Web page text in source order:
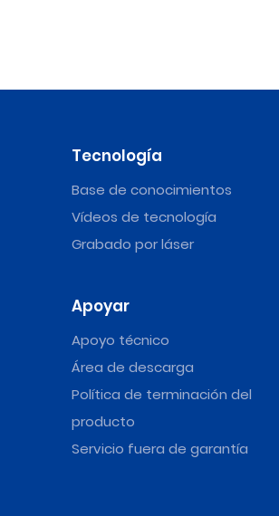
Tecnología
Base de conocimientos
Vídeos de tecnología
Grabado por láser
Apoyar
Apoyo técnico
Área de descarga
Política de terminación del
producto
Servicio fuera de garantía